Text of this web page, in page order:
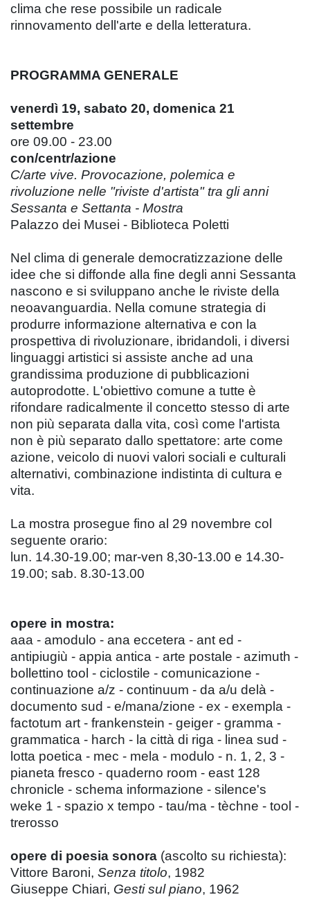
clima che rese possibile un radicale
rinnovamento dell'arte e della letteratura.
PROGRAMMA GENERALE
venerdì 19, sabato 20, domenica 21
settembre
ore 09.00 - 23.00
con/centr/azione
C/arte vive. Provocazione, polemica e
rivoluzione nelle "riviste d'artista" tra gli anni
Sessanta e Settanta - Mostra
Palazzo dei Musei - Biblioteca Poletti
Nel clima di generale democratizzazione delle
idee che si diffonde alla fine degli anni Sessanta
nascono e si sviluppano anche le riviste della
neoavanguardia. Nella comune strategia di
produrre informazione alternativa e con la
prospettiva di rivoluzionare, ibridandoli, i diversi
linguaggi artistici si assiste anche ad una
grandissima produzione di pubblicazioni
autoprodotte. L'obiettivo comune a tutte è
rifondare radicalmente il concetto stesso di arte
non più separata dalla vita, così come l'artista
non è più separato dallo spettatore: arte come
azione, veicolo di nuovi valori sociali e culturali
alternativi, combinazione indistinta di cultura e
vita.
La mostra prosegue fino al 29 novembre col
seguente orario:
lun. 14.30-19.00; mar-ven 8,30-13.00 e 14.30-
19.00; sab. 8.30-13.00
opere in mostra:
aaa - amodulo - ana eccetera - ant ed -
antipiugiù - appia antica - arte postale - azimuth -
bollettino tool - ciclostile - comunicazione -
continuazione a/z - continuum - da a/u delà -
documento sud - e/mana/zione - ex - exempla -
factotum art - frankenstein - geiger - gramma -
grammatica - harch - la città di riga - linea sud -
lotta poetica - mec - mela - modulo - n. 1, 2, 3 -
pianeta fresco - quaderno room - east 128
chronicle - schema informazione - silence's
weke 1 - spazio x tempo - tau/ma - tèchne - tool -
trerosso
opere di poesia sonora (ascolto su richiesta):
Vittore Baroni, Senza titolo, 1982
Giuseppe Chiari, Gesti sul piano, 1962